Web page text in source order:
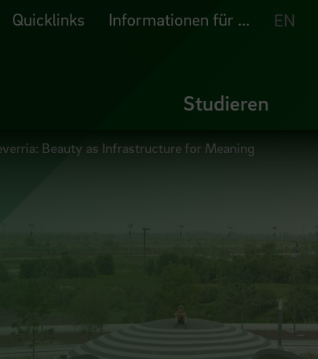
Quicklinks Informationen für ... EN
Studieren
Beauty as Infrastructure for Meaning